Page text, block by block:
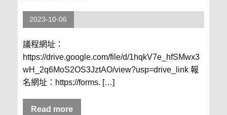
2023-10-06
議程網址：
https://drive.google.com/file/d/1hqkV7e_hfSMwx3
wH_2q6MoS2OS3JztAO/view?usp=drive_link 報
名網址：https://forms. […]
Read more